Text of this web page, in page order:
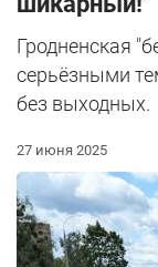
Гродненская
серьёзными
без выходных.
27 июня 2025